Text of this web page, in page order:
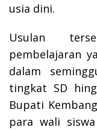
usia dini.
Usulan
pembelajaran
dalam
tingkat SD
Bupati
para wali